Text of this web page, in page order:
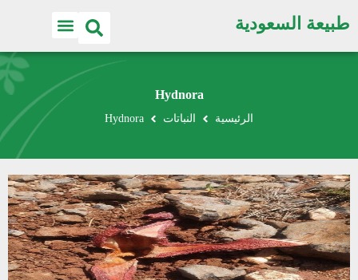
طبيعة السعودية
Hydnora
الرئيسية النباتات Hydnora